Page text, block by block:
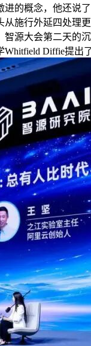
的概念，他还
施行外延四处
源大会第二天
Diffie提